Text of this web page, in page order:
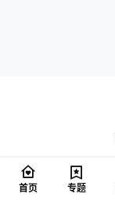
首页 专题